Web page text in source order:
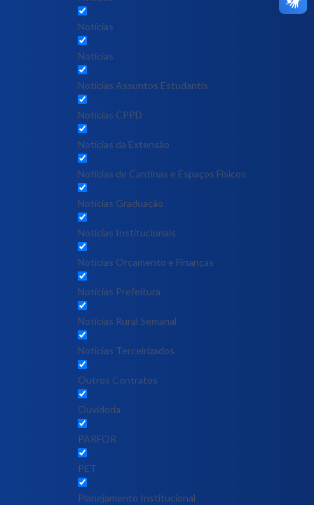
Notícias
Notícias
Notícias Assuntos Estudantis
Notícias CPPD
Notícias da Extensão
Notícias de Cantinas e Espaços Físicos
Notícias Graduação
Notícias Institucionais
Notícias Orçamento e Finanças
Notícias Prefeitura
Notícias Rural Semanal
Notícias Terceirizados
Outros Contratos
Ouvidoria
PARFOR
PET
Planejamento Institucional